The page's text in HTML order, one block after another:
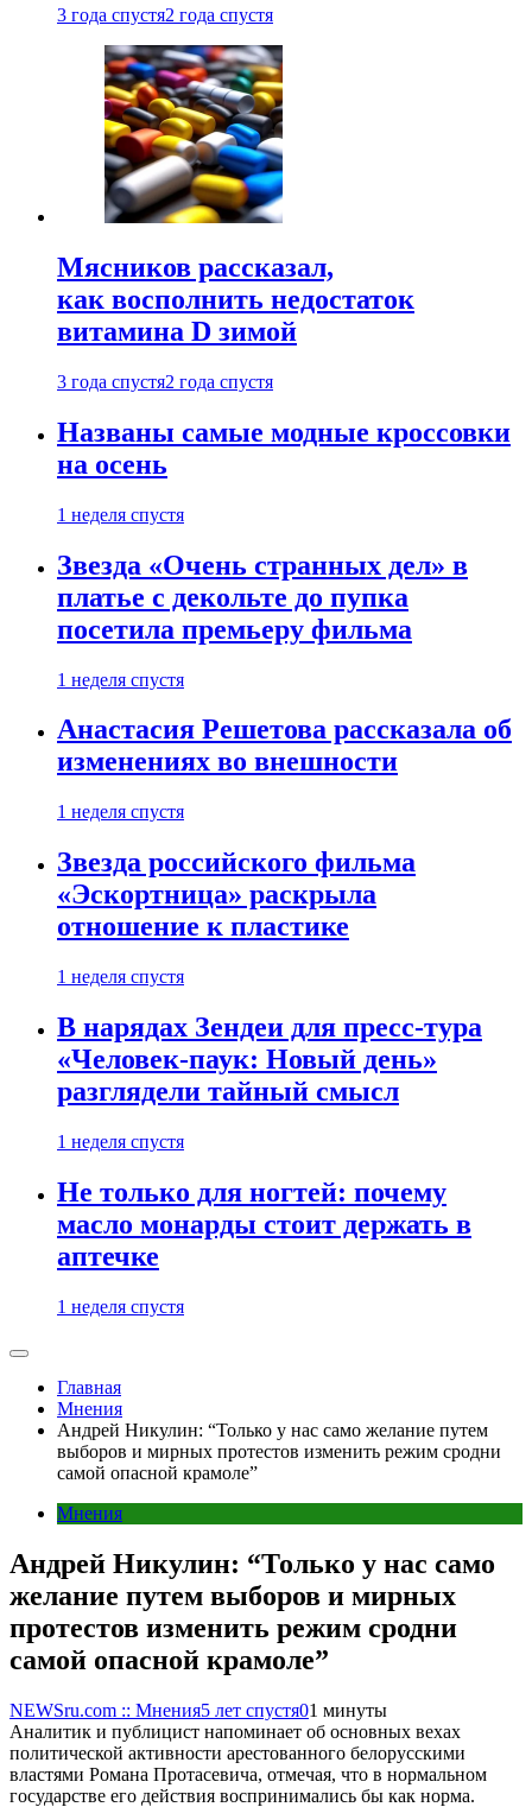
3 года спустя2 года спустя
Мясников рассказал,
как восполнить недостаток
витамина D зимой
3 года спустя2 года спустя
Названы самые модные кроссовки
на осень
1 неделя спустя
Звезда «Очень странных дел» в
платье с декольте до пупка
посетила премьеру фильма
1 неделя спустя
Анастасия Решетова рассказала об
изменениях во внешности
1 неделя спустя
Звезда российского фильма
«Эскортница» раскрыла
отношение к пластике
1 неделя спустя
В нарядах Зендеи для пресс-тура
«Человек-паук: Новый день»
разглядели тайный смысл
1 неделя спустя
Не только для ногтей: почему
масло монарды стоит держать в
аптечке
1 неделя спустя
Главная
Мнения
Андрей Никулин: “Только у нас само желание путем
выборов и мирных протестов изменить режим сродни
самой опасной крамоле”
Мнения
Андрей Никулин: “Только у нас само
желание путем выборов и мирных
протестов изменить режим сродни
самой опасной крамоле”
NEWSru.com :: Мнения5 лет спустя01 минуты
Аналитик и публицист напоминает об основных вехах
политической активности арестованного белорусскими
властями Романа Протасевича, отмечая, что в нормальном
государстве его действия воспринимались бы как норма.